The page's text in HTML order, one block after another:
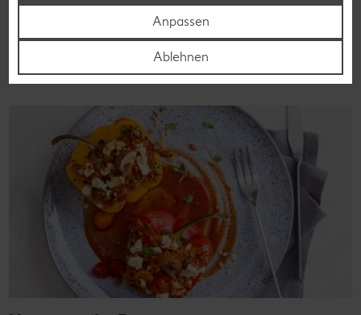
Rezepte entdecken
Anpassen
Ablehnen